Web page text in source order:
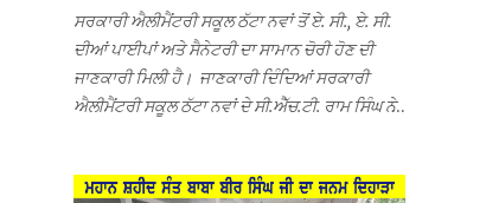
ਅਰਦਾਸ ਹੋਈ। ਇਸ ਮੌਕੇ ਪੰਜ ਪਿਆਰੇ ਸਾਹਿਬਾਨ ਤੇ ਨਗਰ
ਕੀਰਤਨ ਦੇ ਪ੍ਰਬੰਧਕਾਂ ਦਾ ਗੁਰਦੁਆਰਾ ਦਮਦਮਾ ਸਾਹਿਬ
ਠੱਟਾ ਦੇ ਮੁੱਖ ਸੇਵਾਦਾਰ ਸੰਤ ਬਾਬਾ ਹਰਜੀਤ ਸਿੰਘ ਵੱਲੋਂ
ਸਿਰੋਪਾਓ ਦੇ ਕੇ ਵਿਸ਼ੇਸ਼ ਤੌਰ ’ਤੇ ਸਨਮਾਨ ਕੀਤਾ ਗਿਆ।
ਨਿੱਘਾ ਸਵਾਗਤ ਕੀਤਾ ਗਿਆ ਤੇ ਨਗਰ ਕੀਰਤਨ ਦੀਆਂ ਸ...
ਸਰਕਾਰੀ ਐਲੀਮੈਂਟਰੀ ਸਕੂਲ ਠੱਟਾ ਨਵਾਂ ਤੋਂ ਏ. ਸੀ., ਏ. ਸੀ.
ਦੀਆਂ ਪਾਈਪਾਂ ਅਤੇ ਸੈਨੇਟਰੀ ਦਾ ਸਾਮਾਨ ਚੋਰੀ ਹੋਣ ਦੀ
ਜਾਣਕਾਰੀ ਮਿਲੀ ਹੈ। ਜਾਣਕਾਰੀ ਦਿੰਦਿਆਂ ਸਰਕਾਰੀ
ਐਲੀਮੈਂਟਰੀ ਸਕੂਲ ਠੱਟਾ ਨਵਾਂ ਦੇ ਸੀ.ਐੱਚ.ਟੀ. ਰਾਮ ਸਿੰਘ ਨੇ
ਹੋਣ ਤੇ ਜਦੋਂ ਉਨ੍ਹਾਂ ਨੂੰ ਸ਼ੱਕ ਪਿਆ ਤਾਂ ਕਮਰਿਆਂ ਦੀਆਂ ਛੱਤਾਂ